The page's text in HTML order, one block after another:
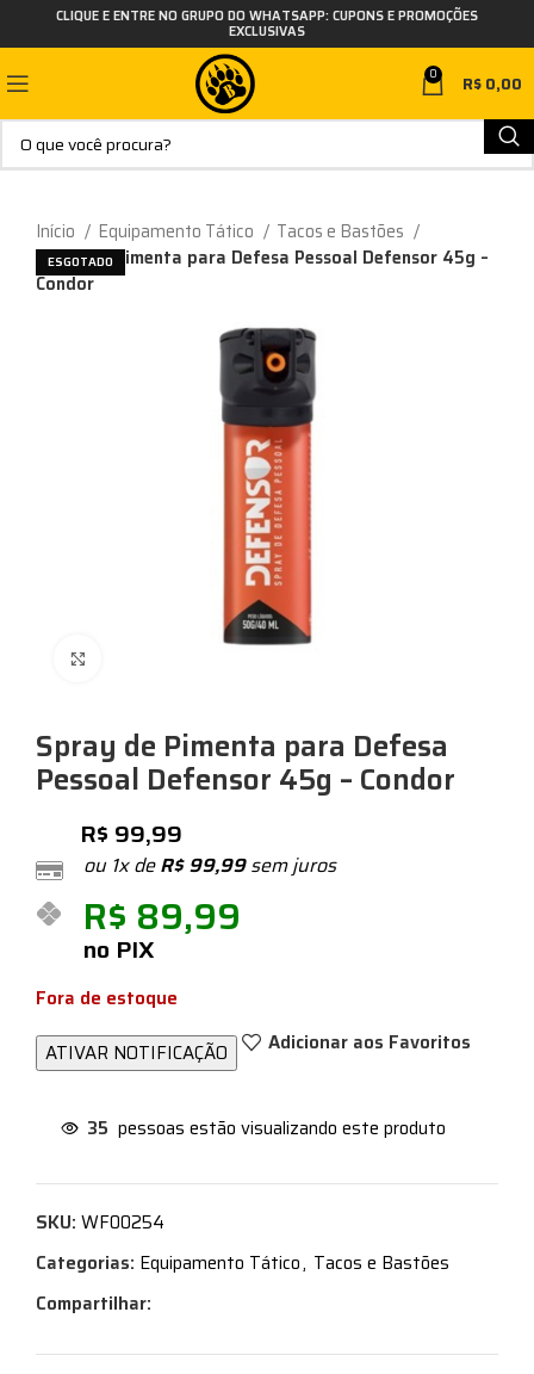
CLIQUE E ENTRE NO GRUPO DO WHATSAPP: CUPONS E PROMOÇÕES
EXCLUSIVAS
0 R$0,00
Início Equipamento Tático
Tacos e Bastões
Spray de Pimenta para Defesa Pessoal Defensor 45g –
Condor
ESGOTADO
Spray de Pimenta para Defesa
Pessoal Defensor 45g – Condor
R$ 99,99
ou 1x deR$99,99sem juros
R$ 89,99
no PIX
Fora de estoque
Adicionar aos Favoritos
35 pessoas estão visualizando este produto
SKU: WF00254
Categorias: Equipamento Tático, Tacos e Bastões
Compartilhar: